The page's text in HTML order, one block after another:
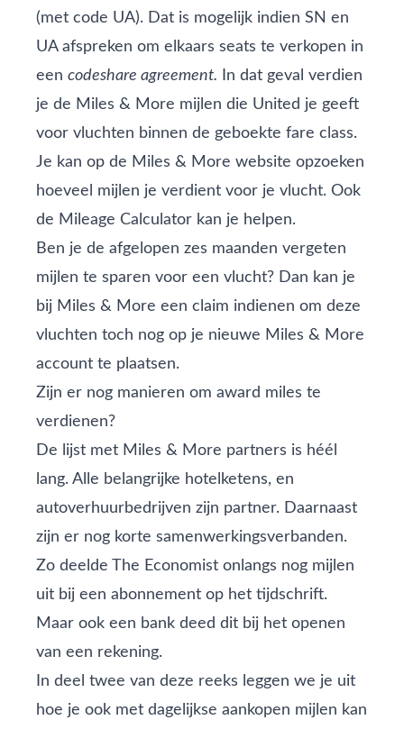
(met code UA). Dat is mogelijk indien SN en
UA afspreken om elkaars seats te verkopen in
een codeshare agreement. In dat geval verdien
je de Miles & More mijlen die United je geeft
voor vluchten binnen de geboekte fare class.
Je kan op de Miles & More website opzoeken
hoeveel mijlen je verdient voor je vlucht. Ook
de Mileage Calculator kan je helpen.
Ben je de afgelopen zes maanden vergeten
mijlen te sparen voor een vlucht? Dan kan je
bij Miles & More een claim indienen om deze
vluchten toch nog op je nieuwe Miles & More
account te plaatsen.
Zijn er nog manieren om award miles te
verdienen?
De lijst met Miles & More partners is héél
lang. Alle belangrijke hotelketens, en
autoverhuurbedrijven zijn partner. Daarnaast
zijn er nog korte samenwerkingsverbanden.
Zo deelde The Economist onlangs nog mijlen
uit bij een abonnement op het tijdschrift.
Maar ook een bank deed dit bij het openen
van een rekening.
In deel twee van deze reeks leggen we je uit
hoe je ook met dagelijkse aankopen mijlen kan